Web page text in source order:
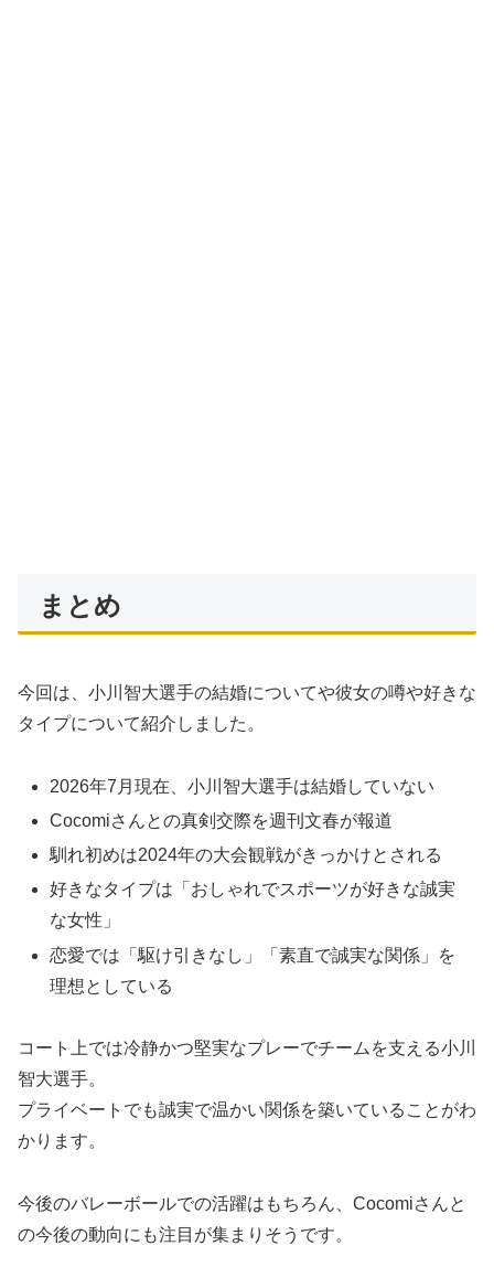
まとめ
今回は、小川智大選手の結婚についてや彼女の噂や好きな
タイプについて紹介しました。
2026年7月現在、小川智大選手は結婚していない
Cocomiさんとの真剣交際を週刊文春が報道
馴れ初めは2024年の大会観戦がきっかけとされる
好きなタイプは「おしゃれでスポーツが好きな誠実
な女性」
恋愛では「駆け引きなし」「素直で誠実な関係」を
理想としている
コート上では冷静かつ堅実なプレーでチームを支える小川
智大選手。
プライベートでも誠実で温かい関係を築いていることがわ
かります。
今後のバレーボールでの活躍はもちろん、Cocomiさんと
の今後の動向にも注目が集まりそうです。